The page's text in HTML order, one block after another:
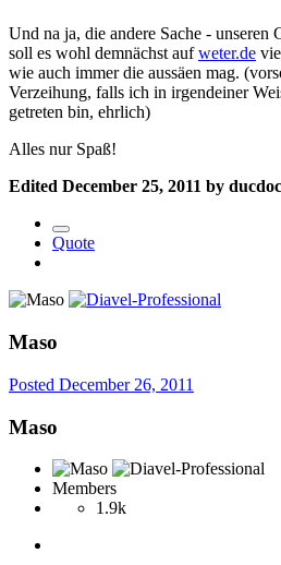
Und na ja, die andere Sache - unseren
soll es wohl demnächst aufweter.de
wie auch immer die aussäen mag.
Verzeihung, falls ich in irgendeiner
getreten bin, ehrlich)
Alles nur Spaß!
Edited December 25, 2011 by ducdoc
Quote
Maso
Posted December 26, 2011
Maso
Members
1.9k